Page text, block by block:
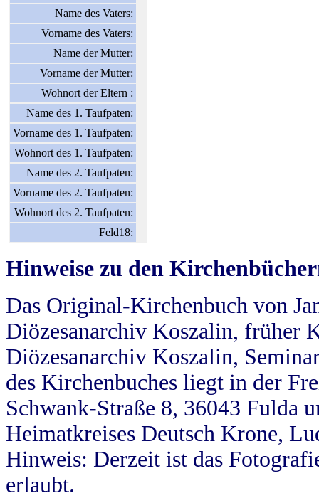
Name des Vaters:
Vorname des Vaters:
Name der Mutter:
Vorname der Mutter:
Wohnort der Eltern :
Name des 1. Taufpaten:
Vorname des 1. Taufpaten:
Wohnort des 1. Taufpaten:
Name des 2. Taufpaten:
Vorname des 2. Taufpaten:
Wohnort des 2. Taufpaten:
Feld18:
Hinweise zu den
Das Original-Kirchenbuch von
Diözesanarchiv Koszalin, früher
Diözesanarchiv Koszalin,
des Kirchenbuches liegt in der
Schwank-Straße 8, 36043 Fulda
Heimatkreises Deutsch Krone,
Hinweis: Derzeit ist das
erlaubt.